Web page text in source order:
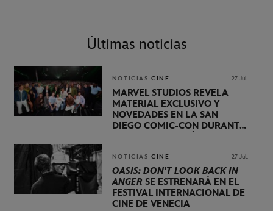
Últimas noticias
NOTICIAS CINE 27 Jul.
MARVEL STUDIOS REVELA
MATERIAL EXCLUSIVO Y
NOVEDADES EN LA SAN
DIEGO COMIC-CON DURANTE
NOTICIAS CINE 27 Jul.
OASIS: DON'T LOOK BACK IN
ANGER SE ESTRENARÁ EN EL
FESTIVAL INTERNACIONAL DE
CINE DE VENECIA